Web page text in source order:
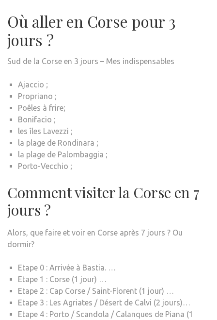
Où aller en Corse pour 3
jours ?
Sud de la Corse en 3 jours – Mes indispensables
Ajaccio ;
Propriano ;
Poêles à frire;
Bonifacio ;
les îles Lavezzi ;
la plage de Rondinara ;
la plage de Palombaggia ;
Porto-Vecchio ;
Comment visiter la Corse en 7
jours ?
Alors, que faire et voir en Corse après 7 jours ? Ou
dormir?
Etape 0 : Arrivée à Bastia. …
Etape 1 : Corse (1 jour) …
Etape 2 : Cap Corse / Saint-Florent (1 jour) …
Etape 3 : Les Agriates / Désert de Calvi (2 jours)…
Etape 4 : Porto / Scandola / Calanques de Piana (1